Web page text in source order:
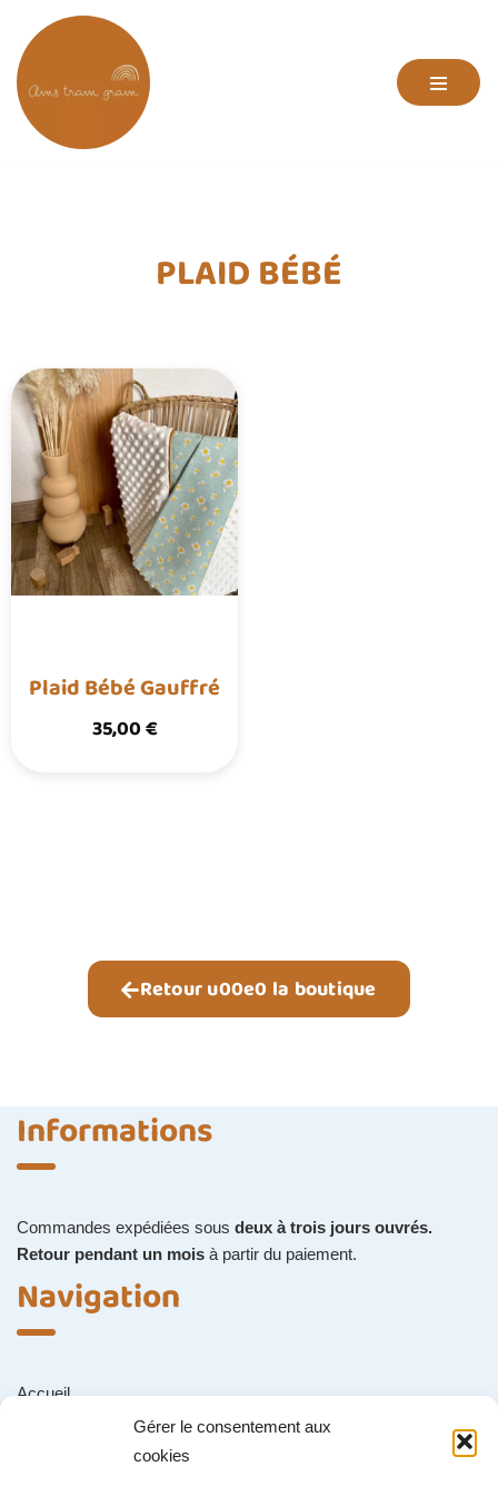
Gérer le consentement aux
cookies
Aller
au
contenu
PLAID BÉBÉ
Plaid Bébé Gauffré
35,00€
Retour u00e0 la boutique
Informations
Commandes expédiées sous deux à trois jours ouvrés.
Retour pendant un mois à partir du paiement.
Navigation
Accueil